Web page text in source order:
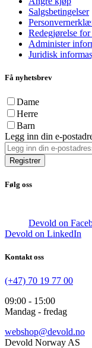
Salgsbetingelser
Redegjørelse
Administer
Juridisk
Få nyhetsbrev
Dame
Herre
Barn
Legg inn din e-
Registrer
Følg oss
Devold on
Devold on LinkedIn
Kontakt oss
(+47) 70 19 77 00
09:00 - 15:00
Mandag - fredag
webshop@devold.no
Devold Norway AS